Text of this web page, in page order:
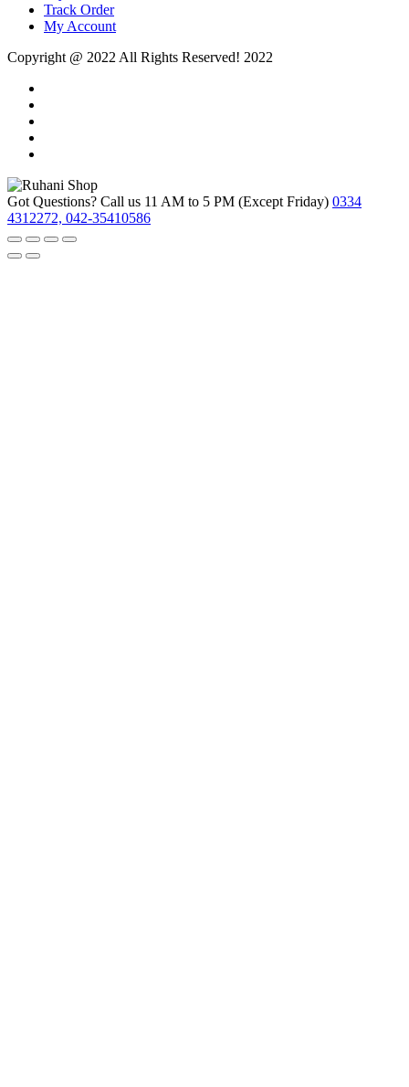
Track Order
My Account
Copyright @ 2022 All Rights Reserved! 2022
Got Questions? Call us 11 AM to 5 PM (Except Friday) 0334
4312272, 042-35410586